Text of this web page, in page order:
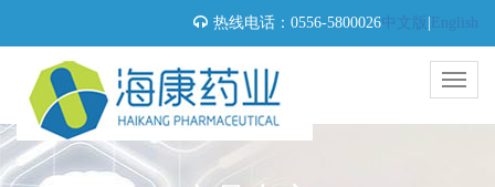
热线电话：0556-5800026中文版 English